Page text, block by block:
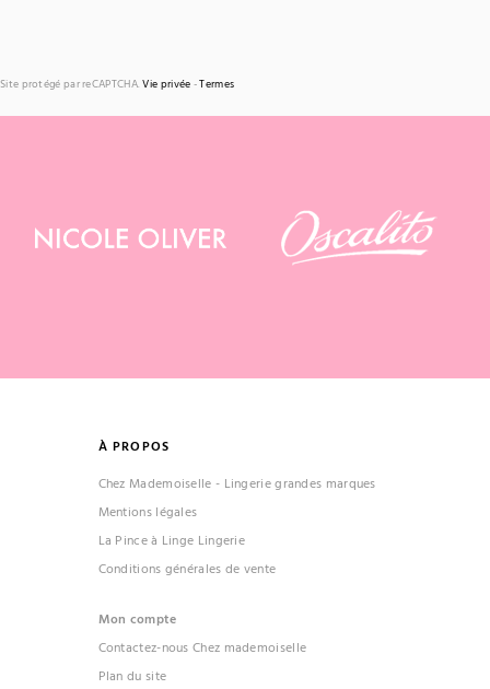
Site protégé par reCAPTCHA.Vie privée -Termes
À PROPOS
Chez Mademoiselle - Lingerie grandes marques
Mentions légales
La Pince à Linge Lingerie
Conditions générales de vente
Mon compte
Contactez-nous Chez mademoiselle
Plan du site